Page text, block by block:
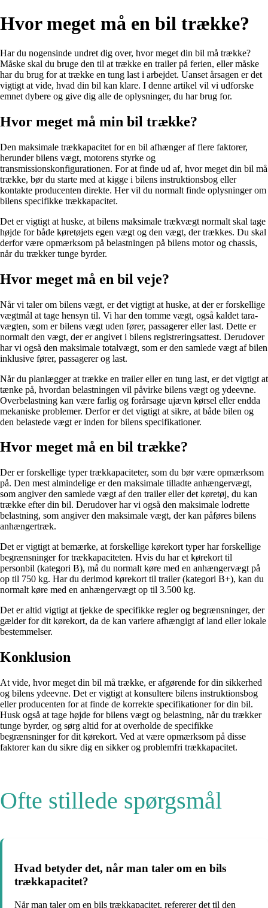
Hvor meget må en bil trække?
Har du nogensinde undret dig over, hvor meget din bil må trække?
Måske skal du bruge den til at trække en trailer på ferien, eller måske
har du brug for at trække en tung last i arbejdet. Uanset årsagen er det
vigtigt at vide, hvad din bil kan klare. I denne artikel vil vi udforske
emnet dybere og give dig alle de oplysninger, du har brug for.
Hvor meget må min bil trække?
Den maksimale trækkapacitet for en bil afhænger af flere faktorer,
herunder bilens vægt, motorens styrke og
transmissionskonfigurationen. For at finde ud af, hvor meget din bil må
trække, bør du starte med at kigge i bilens instruktionsbog eller
kontakte producenten direkte. Her vil du normalt finde oplysninger om
bilens specifikke trækkapacitet.
Det er vigtigt at huske, at bilens maksimale trækvægt normalt skal tage
højde for både køretøjets egen vægt og den vægt, der trækkes. Du skal
derfor være opmærksom på belastningen på bilens motor og chassis,
når du trækker tunge byrder.
Hvor meget må en bil veje?
Når vi taler om bilens vægt, er det vigtigt at huske, at der er forskellige
vægtmål at tage hensyn til. Vi har den tomme vægt, også kaldet tara-
vægten, som er bilens vægt uden fører, passagerer eller last. Dette er
normalt den vægt, der er angivet i bilens registreringsattest. Derudover
har vi også den maksimale totalvægt, som er den samlede vægt af bilen
inklusive fører, passagerer og last.
Når du planlægger at trække en trailer eller en tung last, er det vigtigt at
tænke på, hvordan belastningen vil påvirke bilens vægt og ydeevne.
Overbelastning kan være farlig og forårsage ujævn kørsel eller endda
mekaniske problemer. Derfor er det vigtigt at sikre, at både bilen og
den belastede vægt er inden for bilens specifikationer.
Hvor meget må en bil trække?
Der er forskellige typer trækkapaciteter, som du bør være opmærksom
på. Den mest almindelige er den maksimale tilladte anhængervægt,
som angiver den samlede vægt af den trailer eller det køretøj, du kan
trække efter din bil. Derudover har vi også den maksimale lodrette
belastning, som angiver den maksimale vægt, der kan påføres bilens
anhængertræk.
Det er vigtigt at bemærke, at forskellige kørekort typer har forskellige
begrænsninger for trækkapaciteten. Hvis du har et kørekort til
personbil (kategori B), må du normalt køre med en anhængervægt på
op til 750 kg. Har du derimod kørekort til trailer (kategori B+), kan du
normalt køre med en anhængervægt op til 3.500 kg.
Det er altid vigtigt at tjekke de specifikke regler og begrænsninger, der
gælder for dit kørekort, da de kan variere afhængigt af land eller lokale
bestemmelser.
Konklusion
At vide, hvor meget din bil må trække, er afgørende for din sikkerhed
og bilens ydeevne. Det er vigtigt at konsultere bilens instruktionsbog
eller producenten for at finde de korrekte specifikationer for din bil.
Husk også at tage højde for bilens vægt og belastning, når du trækker
tunge byrder, og sørg altid for at overholde de specifikke
begrænsninger for dit kørekort. Ved at være opmærksom på disse
faktorer kan du sikre dig en sikker og problemfri trækkapacitet.
Ofte stillede spørgsmål
Hvad betyder det, når man taler om en bils
trækkapacitet?
Når man taler om en bils trækkapacitet, refererer det til den